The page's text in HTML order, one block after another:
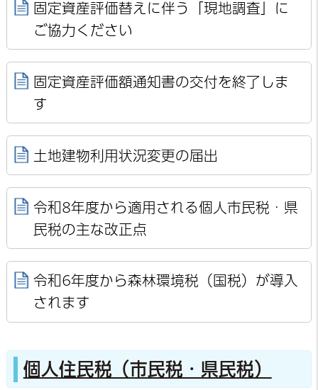
固定資産評価替えに伴う「現地調査」に
ご協力ください
固定資産評価額通知書の交付を終了しま
す
土地建物利用状況変更の届出
令和8年度から適用される個人市民税・県
民税の主な改正点
令和6年度から森林環境税（国税）が導入
されます
個人住民税（市民税・県民税）